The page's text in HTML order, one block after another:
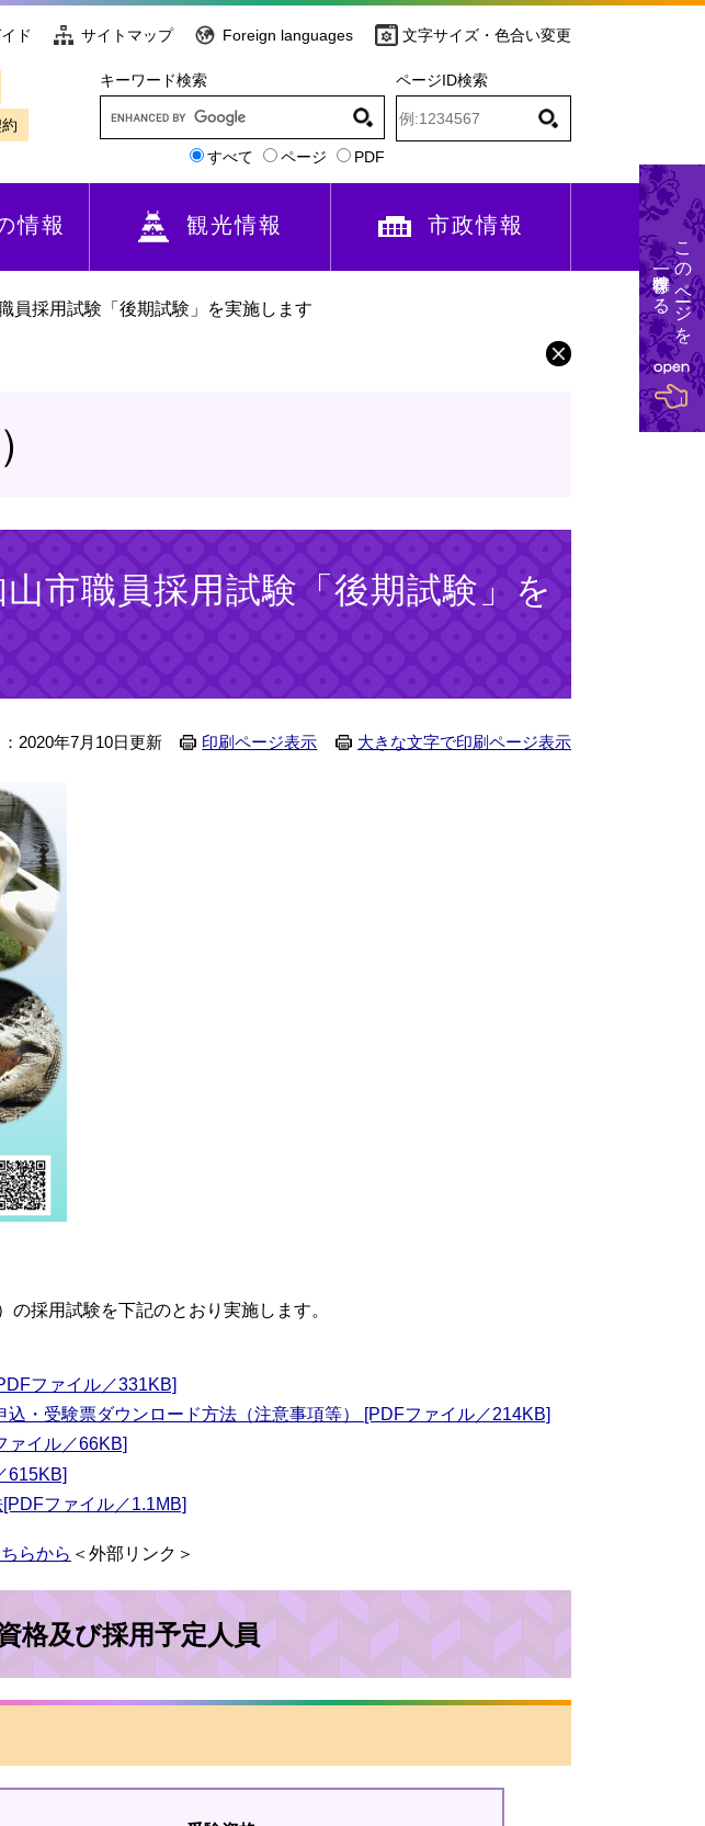
ド サイトマップ Foreign languages 文字サイズ・色合い変更
キーワード検索
すべて ページ PDF
ページID検索
情報 観光情報 市政情報
員採用試験「後期試験」を実施します
市職員採用試験「後期試験」を
2020年7月10日更新 印刷ページ表示 大きな文字で印刷ページ表示
採用試験を下記のとおり実施します。
ファイル／331KB]
込・受験票ダウンロード方法（注意事項等） [PDFファイル／214KB]
ァイル／66KB]
615KB]
ファイル／1.1MB]
らから ＜外部リンク＞
格及び採用予定人員
このページを
一時保存する